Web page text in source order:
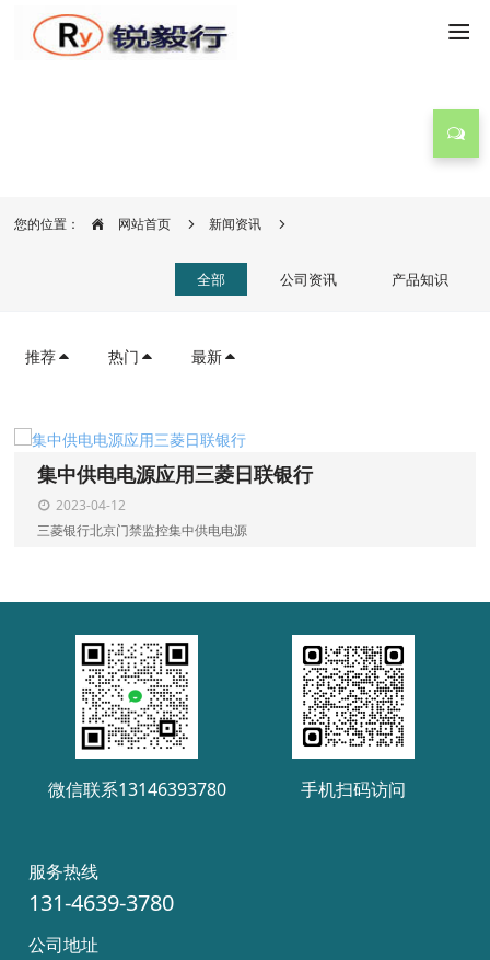
您的位置： 网站首页 新闻资讯
全部 公司资讯 产品知识
推荐 热门 最新
集中供电电源应用三菱日联银行
2023-04-12
三菱银行北京门禁监控集中供电电源
微信联系13146393780 手机扫码访问
服务热线
131-4639-3780
公司地址